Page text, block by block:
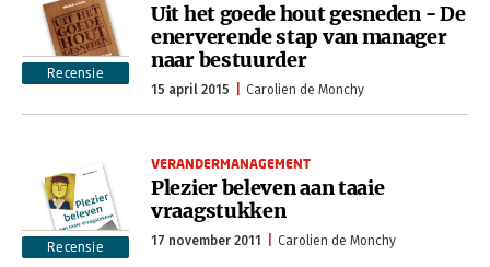
Recensie
Uit het goede hout gesneden - De
enerverende stap van manager
naar bestuurder
15 april 2015 Carolien de Monchy
Recensie
VERANDERMANAGEMENT
Plezier beleven aan taaie
vraagstukken
17 november 2011 Carolien de Monchy